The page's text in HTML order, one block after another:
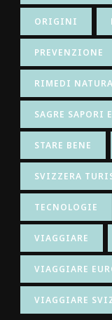
ORIGINI
PREVENZIONE
RIMEDI
SAGRE
STARE BENE
SVIZZERA
TECNOLOGIE
VIAGGIARE
VIAGGIARE
VIAGGIARE